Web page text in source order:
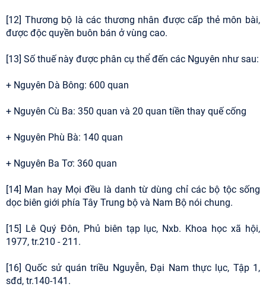
[12] Thương bộ là các thương nhân được cấp thẻ môn bài,
được độc quyền buôn bán ở vùng cao.
[13] Số thuế này được phân cụ thể đến các Nguyên như sau:
+ Nguyên Dà Bông: 600 quan
+ Nguyên Cù Ba: 350 quan và 20 quan tiền thay quế cống
+ Nguyên Phù Bà: 140 quan
+ Nguyên Ba Tơ: 360 quan
[14] Man hay Mọi đều là danh từ dùng chỉ các bộ tộc sống
dọc biên giới phía Tây Trung bộ và Nam Bộ nói chung.
[15] Lê Quý Đôn, Phủ biên tạp lục, Nxb. Khoa học xã hội,
1977, tr.210 - 211.
[16] Quốc sử quán triều Nguyễn, Đại Nam thực lục, Tập 1,
sđd, tr.140-141.